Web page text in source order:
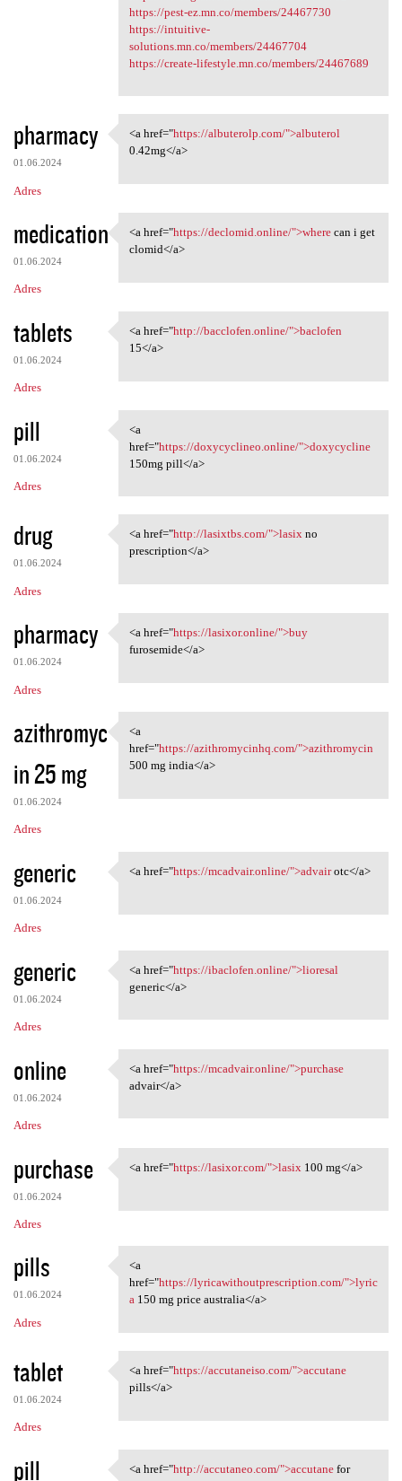
https://pest-ez.mn.co/members/24467730
https://intuitive-
solutions.mn.co/members/24467704
https://create-lifestyle.mn.co/members/24467689
pharmacy
01.06.2024
Adres
<a href="https://albuterolp
<a href="https://albuterolp.com/">albuterol
0.42mg</a>
medication
01.06.2024
Adres
<a href="https://declomid
<a href="https://declomid.online/">wherecan i get
clomid</a>
tablets
01.06.2024
Adres
<a href="http://bacclofen
<a href="http://bacclofen.online/">baclofen
15</a>
pill
01.06.2024
Adres
<a href="https://doxycyclineo
<a
href="https://doxycyclineo.online/">doxycycline
150mg pill</a>
drug
01.06.2024
Adres
<a href="http://lasixtbs.com/
<a href="http://lasixtbs.com/">lasixno
prescription</a>
pharmacy
01.06.2024
Adres
<a href="https://lasixor
<a href="https://lasixor.online/">buy
furosemide</a>
azithromyc
in 25 mg
01.06.2024
Adres
<a href="https:/
<a
href="https://azithromycinhq.com/">azithromycin
500 mg india</a>
generic
01.06.2024
Adres
<a href="https://mcadvair
<a href="https://mcadvair.online/">advairotc</a>
generic
01.06.2024
Adres
<a href="https://ibaclofen
<a href="https://ibaclofen.online/">lioresal
generic</a>
online
01.06.2024
Adres
<a href="https://mcadvair
<a href="https://mcadvair.online/">purchase
advair</a>
purchase
01.06.2024
Adres
<a href="https://lasixor.com/
<a href="https://lasixor.com/">lasix 100 mg</a>
pills
01.06.2024
Adres
<a href="https:/
<a
href="https://lyricawithoutprescription.com/">lyric
a150 mg price australia</a>
tablet
01.06.2024
Adres
<a href="https://accutaneiso
<a href="https://accutaneiso.com/">accutane
pills</a>
pill <a href="http://accutaneo.com/">accutanefor